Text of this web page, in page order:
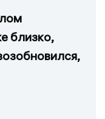
близко,